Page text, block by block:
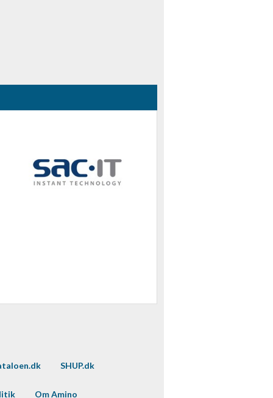
SHUP.dk
Om Amino